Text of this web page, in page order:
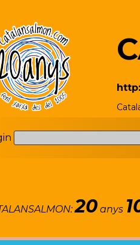
20anys